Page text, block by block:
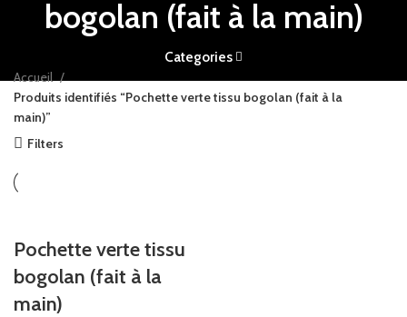
bogolan (fait à la main)
Categories
Accueil
Produits identifiés “Pochette verte tissu bogolan (fait à la
main)”
Filters
Pochette verte tissu
bogolan (fait à la
main)